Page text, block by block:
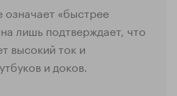
означает «быстрее
лишь подтверждает, что
высокий ток и
и доков.